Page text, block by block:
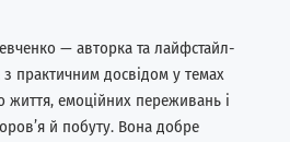
— авторка та лайфстайл-
з практичним досвідом у темах
життя, емоційних переживань і
й побуту. Вона добре